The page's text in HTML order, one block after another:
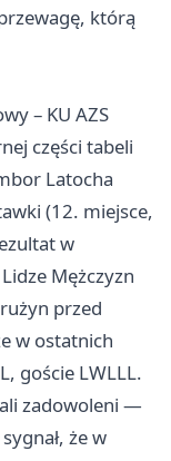
którą
– KU AZS
części tabeli
Latocha
(12. miejsce,
w
Mężczyzn
przed
w ostatnich
goście LWLLL.
zadowoleni —
że w